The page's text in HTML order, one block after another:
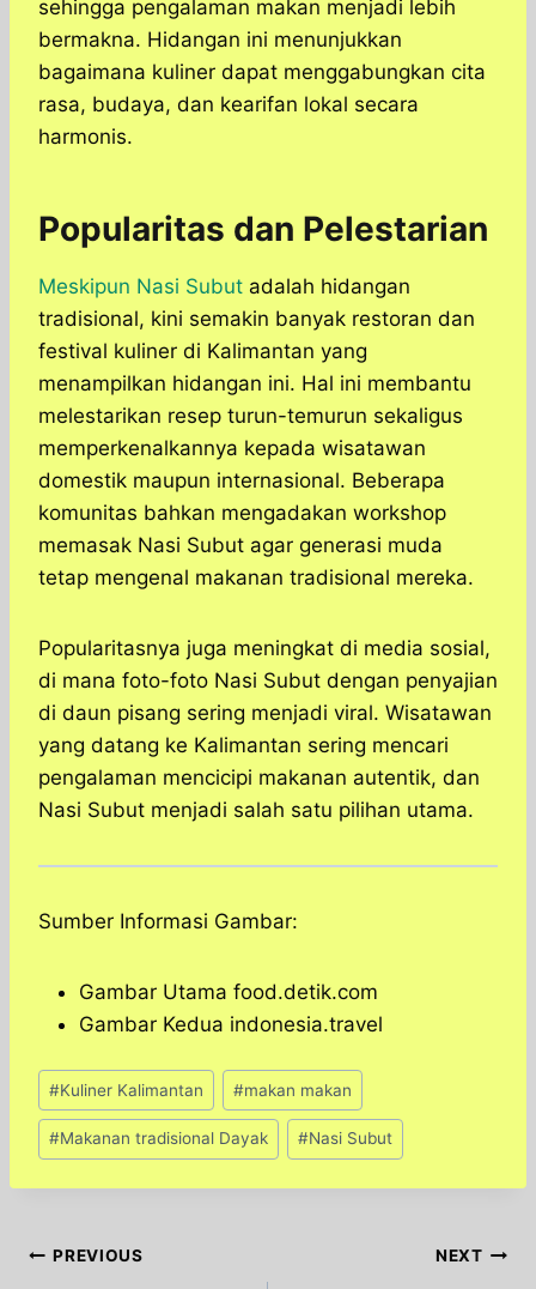
sehingga pengalaman makan menjadi lebih
bermakna. Hidangan ini menunjukkan
bagaimana kuliner dapat menggabungkan cita
rasa, budaya, dan kearifan lokal secara
harmonis.
Popularitas dan Pelestarian
Meskipun Nasi Subut adalah hidangan
tradisional, kini semakin banyak restoran dan
festival kuliner di Kalimantan yang
menampilkan hidangan ini. Hal ini membantu
melestarikan resep turun-temurun sekaligus
memperkenalkannya kepada wisatawan
domestik maupun internasional. Beberapa
komunitas bahkan mengadakan workshop
memasak Nasi Subut agar generasi muda
tetap mengenal makanan tradisional mereka.
Popularitasnya juga meningkat di media sosial,
di mana foto-foto Nasi Subut dengan penyajian
di daun pisang sering menjadi viral. Wisatawan
yang datang ke Kalimantan sering mencari
pengalaman mencicipi makanan autentik, dan
Nasi Subut menjadi salah satu pilihan utama.
Sumber Informasi Gambar:
Gambar Utama food.detik.com
Gambar Kedua indonesia.travel
Post
Tags:
#Kuliner Kalimantan #makan makan
#Makanan tradisional Dayak #Nasi Subut
Post
PREVIOUS NEXT